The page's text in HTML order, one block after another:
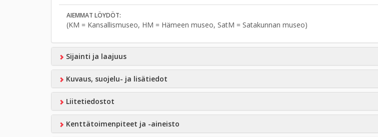
AIEMMAT LÖYDÖT:
(KM = Kansallismuseo, HM = Hämeen museo, SatM = Satakunnan museo)
Sijainti ja laajuus
Kuvaus, suojelu- ja lisätiedot
Liitetiedostot
Kenttätoimenpiteet ja -aineisto